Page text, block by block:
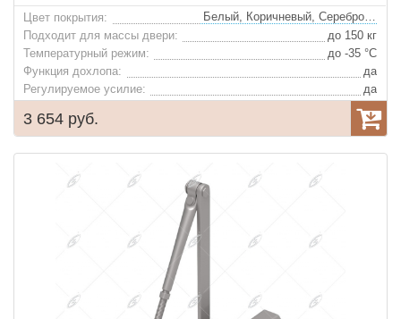
Цвет покрытия:
Белый, Коричневый, Серебро, Черный, Темно-серый
Подходит для массы двери:
до 150 кг
Температурный режим:
до -35 °С
Функция дохлопа:
да
Регулируемое усилие:
да
3 654 руб.